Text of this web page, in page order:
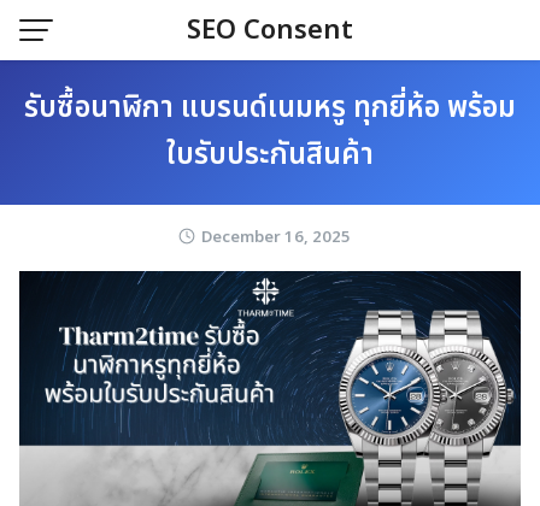
Skip
SEO Consent
รับซื้อนาฬิกา แบรนด์เนมหรู ทุกยี่ห้อ พร้อม
ใบรับประกันสินค้า
December 16, 2025